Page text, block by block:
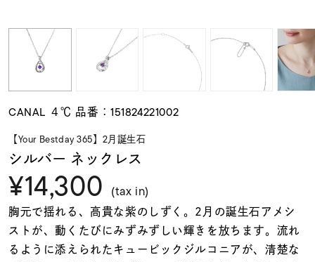
誕生石
ト
着用シーン
CANAL ４℃ 品番：151824221002
【Your Bestday 365】2月誕生石
シルバー ネックレス
¥14,300 (tax in)
胸元で揺れる、高貴な紫のしずく。2月の誕生石アメシ
ストが、動くたびにみずみずしい輝きを放ちます。流れ
るように添えられたキュービックジルコニアが、清楚な